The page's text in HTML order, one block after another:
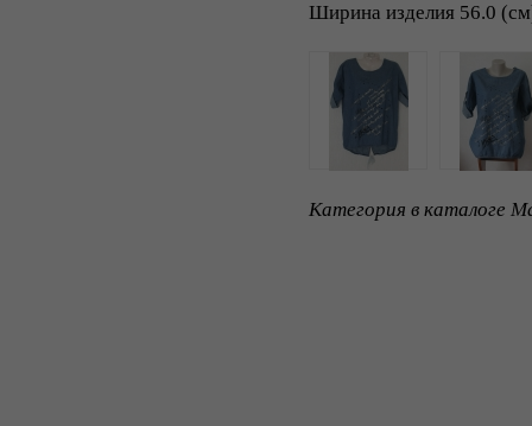
Ширина изделия 56.0
Категория в каталоге